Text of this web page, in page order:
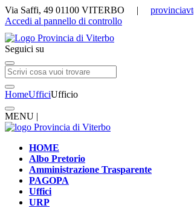
Via Saffi, 49 01100 VITERBO |
Accedi al pannello di controllo
Seguici su
HomeUfficiUfficio
MENU |
HOME
Albo Pretorio
Amministrazione Trasparente
PAGOPA
Uffici
URP